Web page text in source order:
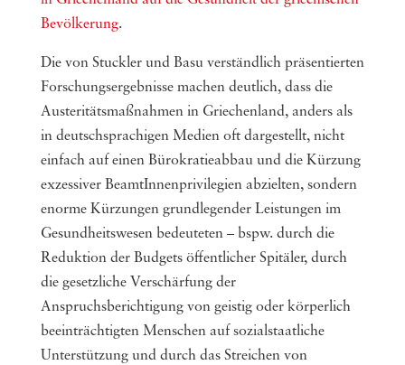
Bevölkerung.
Die von Stuckler und Basu verständlich präsentierten
Forschungsergebnisse machen deutlich, dass die
Austeritätsmaßnahmen in Griechenland, anders als
in deutschsprachigen Medien oft dargestellt, nicht
einfach auf einen Bürokratieabbau und die Kürzung
exzessiver BeamtInnenprivilegien abzielten, sondern
enorme Kürzungen grundlegender Leistungen im
Gesundheitswesen bedeuteten – bspw. durch die
Reduktion der Budgets öffentlicher Spitäler, durch
die gesetzliche Verschärfung der
Anspruchsberichtigung von geistig oder körperlich
beeinträchtigten Menschen auf sozialstaatliche
Unterstützung und durch das Streichen von